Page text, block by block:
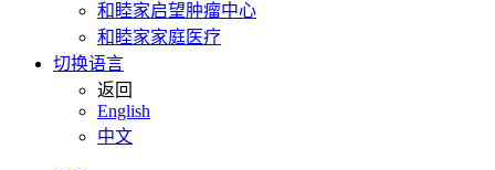
和睦家启望肿瘤中心
和睦家家庭医疗
切换语言
返回
English
中文